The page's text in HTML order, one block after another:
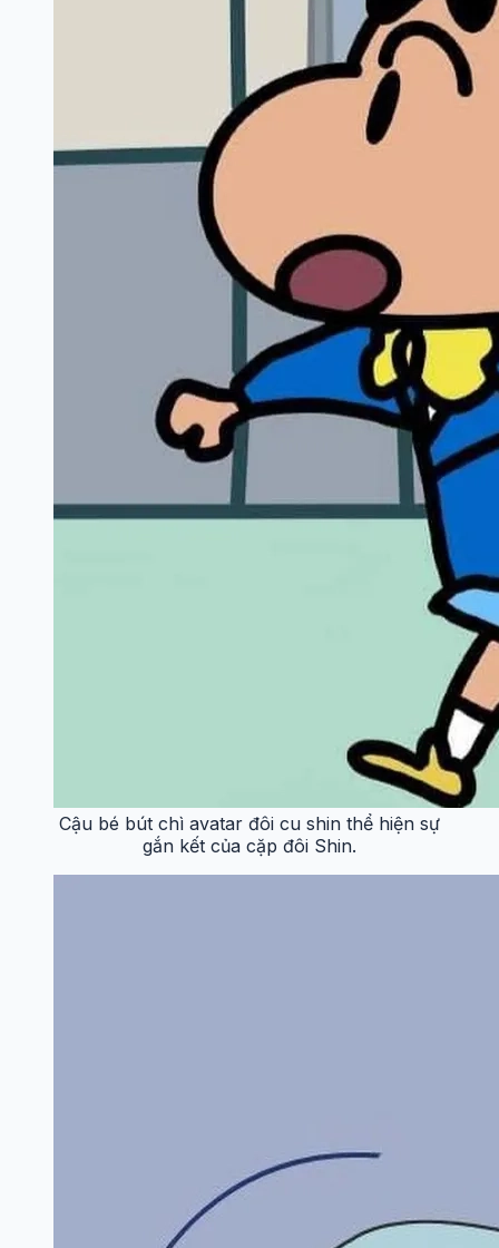
Cậu bé bút chì avatar đôi cu shin thể hiện sự
gắn kết của cặp đôi Shin.